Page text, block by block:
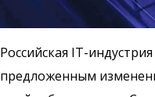
Российская IT-
предложенным